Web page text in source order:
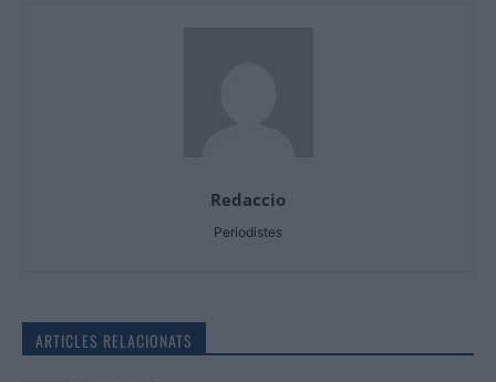
Redaccio
Periodistes
ARTICLES RELACIONATS